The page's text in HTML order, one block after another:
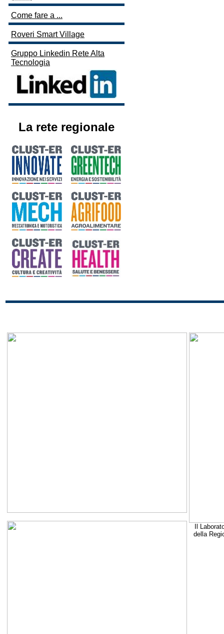
Come fare a ...
Roveri Smart Village
Gruppo Linkedin Rete Alta
Tecnologia
La rete regionale
Il
della